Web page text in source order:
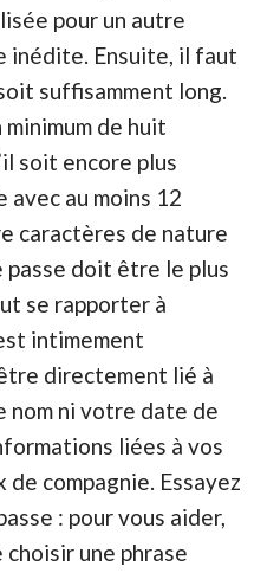
pour un autre
inédite. Ensuite, il faut
suffisamment long.
de huit
soit encore plus
au moins 12
caractères de nature
doit être le plus
se rapporter à
intimement
directement lié à
nom ni votre date de
liées à vos
de compagnie. Essayez
: pour vous aider,
choisir une phrase